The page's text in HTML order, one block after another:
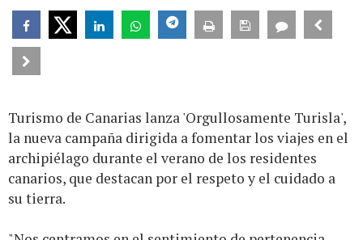
Turismo de Canarias lanza 'Orgullosamente Turisla',
la nueva campaña dirigida a fomentar los viajes en el
archipiélago durante el verano de los residentes
canarios, que destacan por el respeto y el cuidado a
su tierra.